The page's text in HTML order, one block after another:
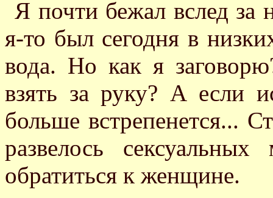
Я почти бежал вслед за
я-то был сегодня в
вода. Но как я
взять за руку? А если
больше встрепенется...
развелось
обратиться к женщине.